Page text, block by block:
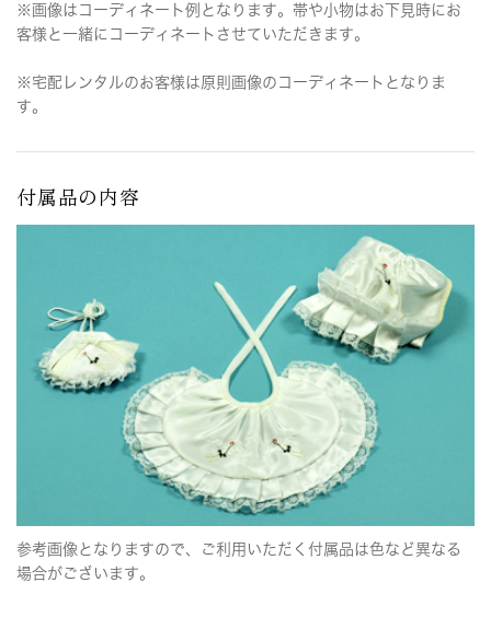
※画像はコーディネート例となります。帯や小物はお下見時にお
客様と一緒にコーディネートさせていただきます。
※宅配レンタルのお客様は原則画像のコーディネートとなりま
す。
付属品の内容
参考画像となりますので、ご利用いただく付属品は色など異なる
場合がございます。